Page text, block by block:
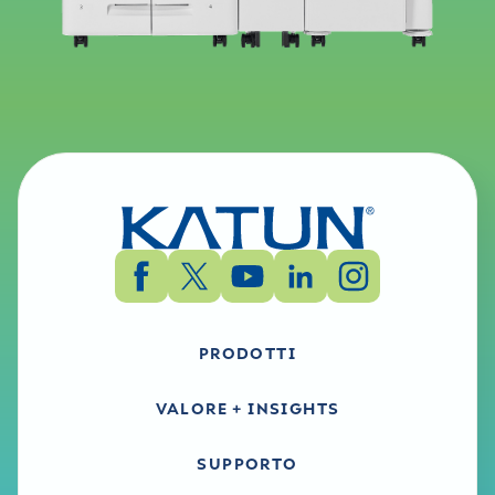
PRODOTTI
VALORE + INSIGHTS
SUPPORTO